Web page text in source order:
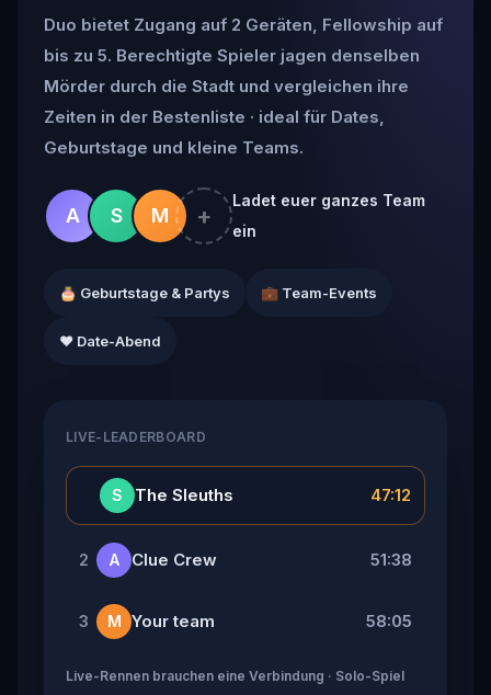
Duo bietet Zugang auf 2 Geräten, Fellowship auf
bis zu 5. Berechtigte Spieler jagen denselben
Mörder durch die Stadt und vergleichen ihre
Zeiten in der Bestenliste · ideal für Dates,
Geburtstage und kleine Teams.
A S M +
Ladet euer ganzes Team
ein
🎂 Geburtstage & Partys 💼 Team-Events
❤️ Date-Abend
LIVE-LEADERBOARD
S The Sleuths 47:12
2 A Clue Crew 51:38
3 M Your team 58:05
Live-Rennen brauchen eine Verbindung · Solo-Spiel